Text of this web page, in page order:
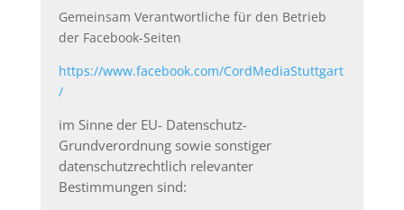
Gemeinsam Verantwortliche für den Betrieb
der Facebook-Seiten
https://www.facebook.com/CordMediaStuttgart
/
im Sinne der EU- Datenschutz-
Grundverordnung sowie sonstiger
datenschutzrechtlich relevanter
Bestimmungen sind: